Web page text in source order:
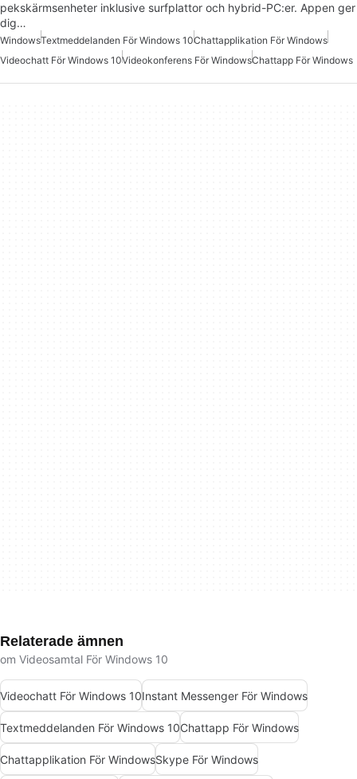
pekskärmsenheter inklusive surfplattor och hybrid-PC:er. Appen ger
dig…
WindowsTextmeddelanden För Windows 10Chattapplikation För Windows
Videochatt För Windows 10Videokonferens För WindowsChattapp För Windows
Relaterade ämnen
om Videosamtal För Windows 10
Videochatt För Windows 10Instant Messenger För Windows
Textmeddelanden För Windows 10Chattapp För Windows
Chattapplikation För WindowsSkype För Windows